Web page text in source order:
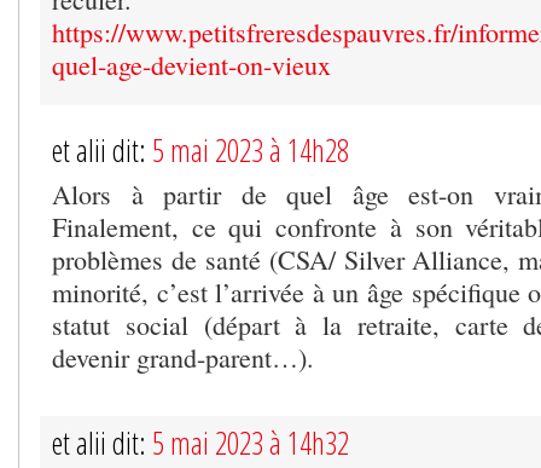
https://www.petitsfreresdespauvres.fr/
quel-age-devient-on-vieux
et alii dit: 5 mai 2023 à 14h28
Alors à partir de quel âge est-on
Finalement, ce qui confronte à son
problèmes de santé (CSA/ Silver Alliance,
minorité, c’est l’arrivée à un âge spécifique
statut social (départ à la retraite, carte
devenir grand-parent…).
et alii dit: 5 mai 2023 à 14h32